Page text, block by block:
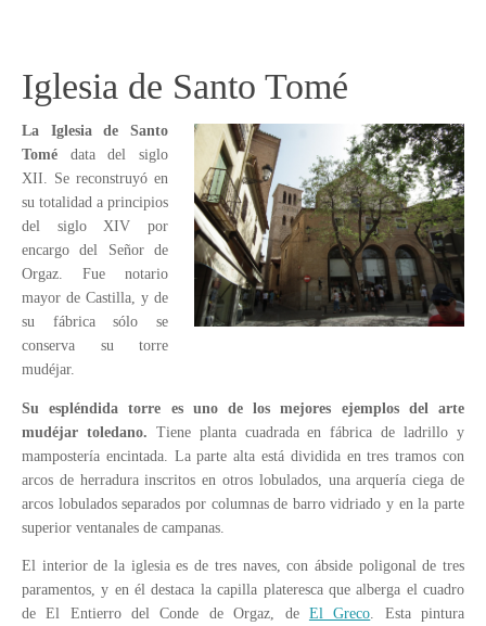
Iglesia de Santo Tomé
La Iglesia de Santo
Tomé data del siglo
XII. Se reconstruyó en
su totalidad a principios
del siglo XIV por
encargo del Señor de
Orgaz. Fue notario
mayor de Castilla, y de
su fábrica sólo se
conserva su torre
mudéjar.
Su espléndida torre es uno de los mejores ejemplos del arte
mudéjar toledano. Tiene planta cuadrada en fábrica de ladrillo y
mampostería encintada. La parte alta está dividida en tres tramos con
arcos de herradura inscritos en otros lobulados, una arquería ciega de
arcos lobulados separados por columnas de barro vidriado y en la parte
superior ventanales de campanas.
El interior de la iglesia es de tres naves, con ábside poligonal de tres
paramentos, y en él destaca la capilla plateresca que alberga el cuadro
de El Entierro del Conde de Orgaz, de El Greco. Esta pintura